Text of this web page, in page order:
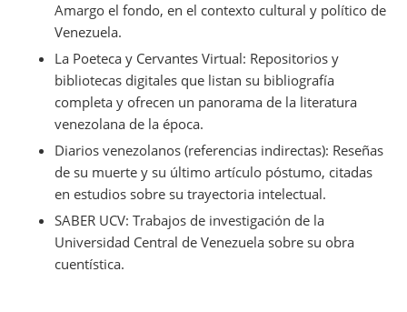
Amargo el fondo, en el contexto cultural y político de
Venezuela.
La Poeteca y Cervantes Virtual: Repositorios y
bibliotecas digitales que listan su bibliografía
completa y ofrecen un panorama de la literatura
venezolana de la época.
Diarios venezolanos (referencias indirectas): Reseñas
de su muerte y su último artículo póstumo, citadas
en estudios sobre su trayectoria intelectual.
SABER UCV: Trabajos de investigación de la
Universidad Central de Venezuela sobre su obra
cuentística.